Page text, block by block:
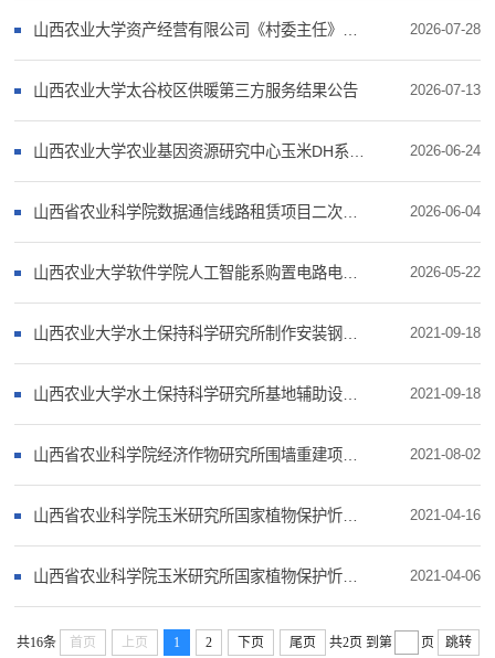
山西农业大学资产经营有限公司《村委主任》杂志印刷服务项目成交结果公告 2026-07-28
山西农业大学太谷校区供暖第三方服务结果公告 2026-07-13
山西农业大学农业基因资源研究中心玉米DH系生产服务项目成交结果公告 2026-06-24
山西省农业科学院数据通信线路租赁项目二次采购成交结果公告 2026-06-04
山西农业大学软件学院人工智能系购置电路电子综合实验箱项目成交结果公告 2026-05-22
山西农业大学水土保持科学研究所制作安装钢结构大型展示宣传牌项目结果公告 2021-09-18
山西农业大学水土保持科学研究所基地辅助设施建设项目结果公告 2021-09-18
山西省农业科学院经济作物研究所围墙重建项目成交公告 2021-08-02
山西省农业科学院玉米研究所国家植物保护忻州观测实验站建设项目田间工程中标结果公示 2021-04-16
山西省农业科学院玉米研究所国家植物保护忻州观测实验站建设项目-仪器设备购置中标公告 2021-04-06
共16条 首页 上页 1 2 下页 尾页 共2页 到第 页 跳转